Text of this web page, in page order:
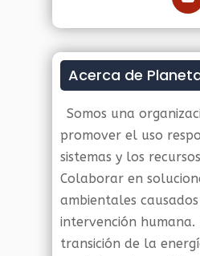
Acerca de
Somos una
promover el uso
sistemas y los
Colaborar en
ambientales
intervención
transición de la